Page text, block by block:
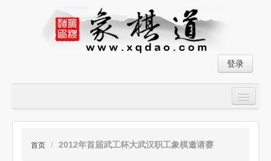
登录
大师对局
首页 / 2012年首届武工杯大武汉职工象棋邀请赛